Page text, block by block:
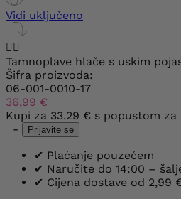
Vidi uključeno

Tamnoplave hlače s uskim
Šifra proizvoda:
06-001-0010-17
36,99 €
Kupi za 33.29 € s popustom
-
Prijavite se
✔ Plaćanje pouzećem
✔ Naručite do 14:00 –
✔ Cijena dostave od 2,99